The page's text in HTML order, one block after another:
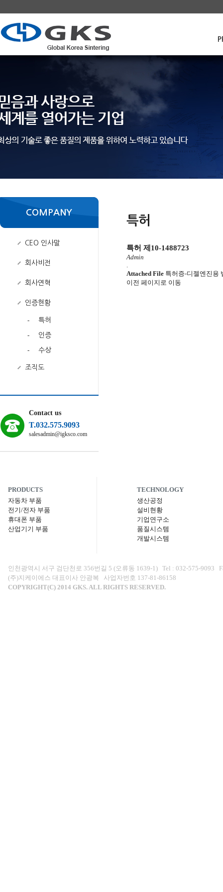
COMPANY
CEO 인사말
회사비전
회사연혁
인증현황
- 특허
- 인증
- 수상
조직도
Contact us
T.032.575.9093
salesadmin@igksco.com
특허
특허 제10-1488723
Admin
.
Attached File 특허증-디젤엔진용
이전 페이지로 이동
PRODUCTS
자동차 부품
전기/전자 부품
휴대폰 부품
산업기기 부품
TECHNOLOGY
생산공정
설비현황
기업연구소
품질시스템
개발시스템
인천광역시 서구 검단천로 356번길 5 (오류동 1639-1) Tel : 032-575-9093
(주)지케이에스 대표이사 안광복 사업자번호 137-81-86158
COPYRIGHT(C) 2014 GKS. ALL RIGHTS RESERVED.